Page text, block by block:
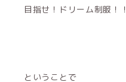
目指せ！ドリーム制服！！
ということで